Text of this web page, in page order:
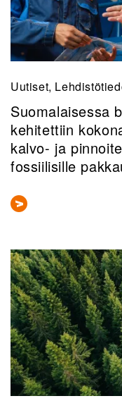
Uutiset,
Suomalaisessa
kehitettiin
kalvo- ja
fossiilisille